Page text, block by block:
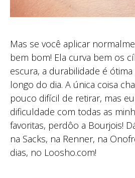
Mas se você aplicar
bem bom! Ela curva bem os
escura, a durabilidade é
longo do dia. A única coisa
pouco difícil de retirar, mas
dificuldade com todas as
favoritas, perdôo a Bourjois!
na Sacks, na Renner, na
dias, no Loosho.com!